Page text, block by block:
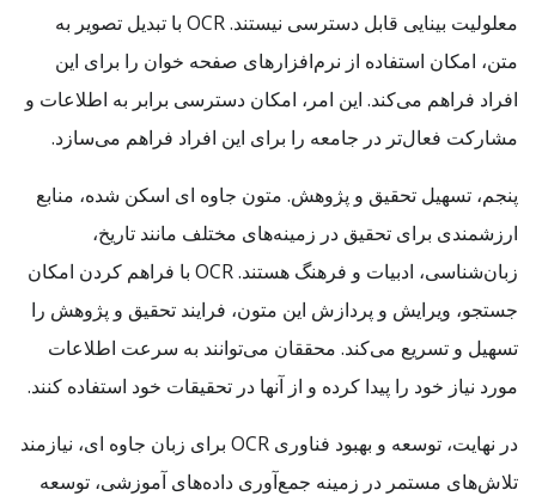
معلولیت بینایی قابل دسترسی نیستند. OCR با تبدیل تصویر به
متن، امکان استفاده از نرم‌افزارهای صفحه خوان را برای این
افراد فراهم می‌کند. این امر، امکان دسترسی برابر به اطلاعات و
مشارکت فعال‌تر در جامعه را برای این افراد فراهم می‌سازد.
پنجم، تسهیل تحقیق و پژوهش. متون جاوه ای اسکن شده، منابع
ارزشمندی برای تحقیق در زمینه‌های مختلف مانند تاریخ،
زبان‌شناسی، ادبیات و فرهنگ هستند. OCR با فراهم کردن امکان
جستجو، ویرایش و پردازش این متون، فرایند تحقیق و پژوهش را
تسهیل و تسریع می‌کند. محققان می‌توانند به سرعت اطلاعات
مورد نیاز خود را پیدا کرده و از آنها در تحقیقات خود استفاده کنند.
در نهایت، توسعه و بهبود فناوری OCR برای زبان جاوه ای، نیازمند
تلاش‌های مستمر در زمینه جمع‌آوری داده‌های آموزشی، توسعه